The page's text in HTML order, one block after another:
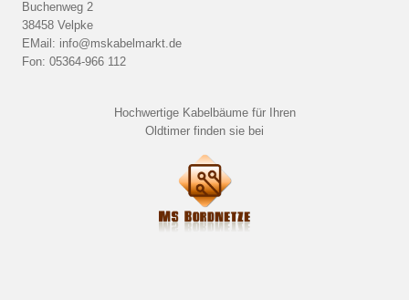
Buchenweg 2
38458 Velpke
EMail: info@mskabelmarkt.de
Fon: 05364-966 112
Hochwertige Kabelbäume für Ihren
Oldtimer finden sie bei